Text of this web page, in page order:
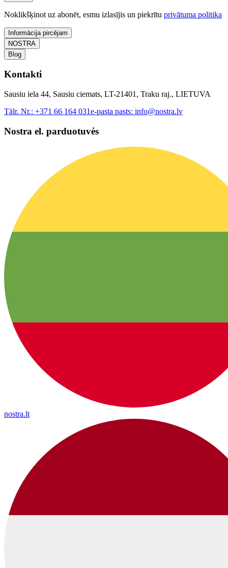
Noklikšķinot uz abonēt, esmu izlasījis un piekrītu privātuma politika
Informācija pircējam
NOSTRA
Blog
Kontakti
Sausiu iela 44, Sausiu ciemats, LT-21401, Traku raj., LIETUVA
Tālr. Nr.: +371 66 164 031e-pasta pasts: info@nostra.lv
Nostra el. parduotuvės
nostra.lt